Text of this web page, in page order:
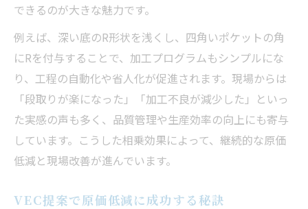
できるのが大きな魅力です。
例えば、深い底のR形状を浅くし、四角いポケットの角
にRを付与することで、加工プログラムもシンプルにな
り、工程の自動化や省人化が促進されます。現場からは
「段取りが楽になった」「加工不良が減少した」といっ
た実感の声も多く、品質管理や生産効率の向上にも寄与
しています。こうした相乗効果によって、継続的な原価
低減と現場改善が進んでいます。
VEC提案で原価低減に成功する秘訣